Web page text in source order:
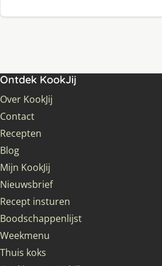
Ontdek KookJij
Over KookJij
Contact
Recepten
Blog
Mijn KookJij
Nieuwsbrief
Recept insturen
Boodschappenlijst
Weekmenu
Thuis koks